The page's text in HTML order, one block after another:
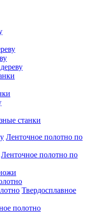
станки
Ленточное полотно по
Ленточное полотно по
Твердосплавное
полотно